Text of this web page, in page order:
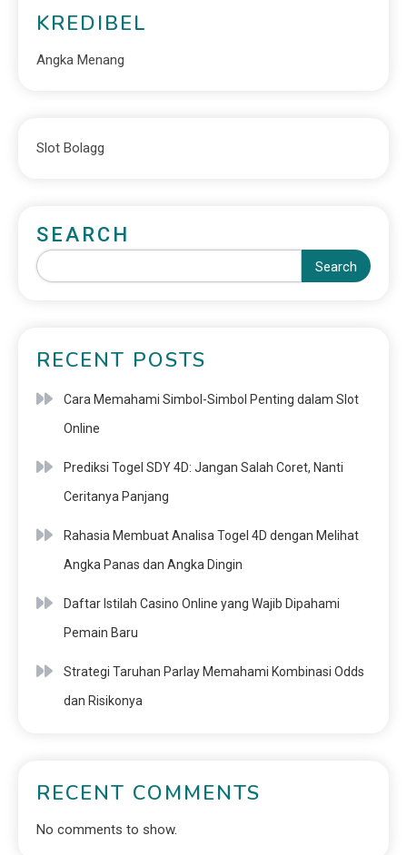
KREDIBEL
Angka Menang
Slot Bolagg
SEARCH
Search
RECENT POSTS
Cara Memahami Simbol-Simbol Penting dalam Slot
Online
Prediksi Togel SDY 4D: Jangan Salah Coret, Nanti
Ceritanya Panjang
Rahasia Membuat Analisa Togel 4D dengan Melihat
Angka Panas dan Angka Dingin
Daftar Istilah Casino Online yang Wajib Dipahami
Pemain Baru
Strategi Taruhan Parlay Memahami Kombinasi Odds
dan Risikonya
RECENT COMMENTS
No comments to show.